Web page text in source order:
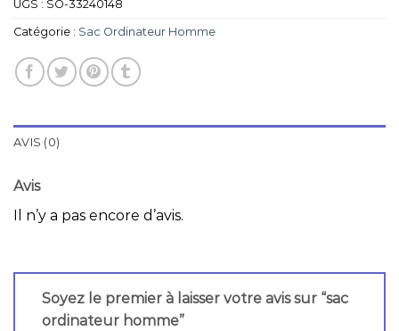
UGS : SO-33240148
Catégorie : Sac Ordinateur Homme
AVIS (0)
Avis
Il n’y a pas encore d’avis.
Soyez le premier à laisser votre avis sur “sac
ordinateur homme”